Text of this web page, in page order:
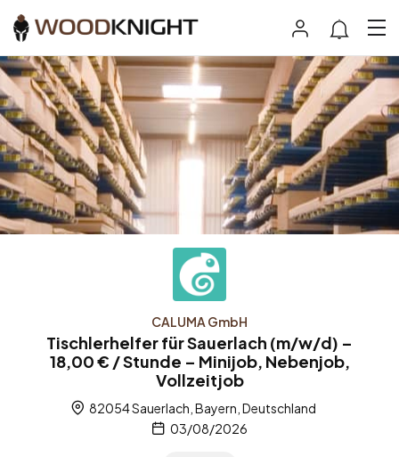
CALUMA GmbH
Tischlerhelfer für Sauerlach (m/w/d) –
18,00 € / Stunde – Minijob, Nebenjob,
Vollzeitjob
82054 Sauerlach, Bayern, Deutschland
03/08/2026